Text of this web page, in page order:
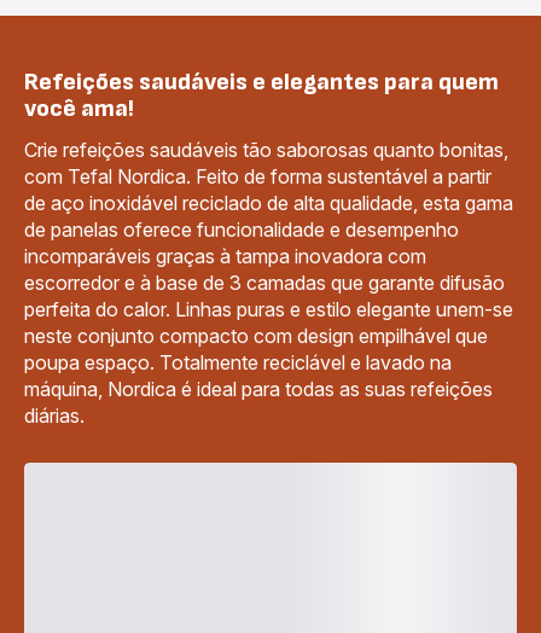
Refeições saudáveis e elegantes para quem
você ama!
Crie refeições saudáveis tão saborosas quanto bonitas,
com Tefal Nordica. Feito de forma sustentável a partir
de aço inoxidável reciclado de alta qualidade, esta gama
de panelas oferece funcionalidade e desempenho
incomparáveis graças à tampa inovadora com
escorredor e à base de 3 camadas que garante difusão
perfeita do calor. Linhas puras e estilo elegante unem-se
neste conjunto compacto com design empilhável que
poupa espaço. Totalmente reciclável e lavado na
máquina, Nordica é ideal para todas as suas refeições
diárias.